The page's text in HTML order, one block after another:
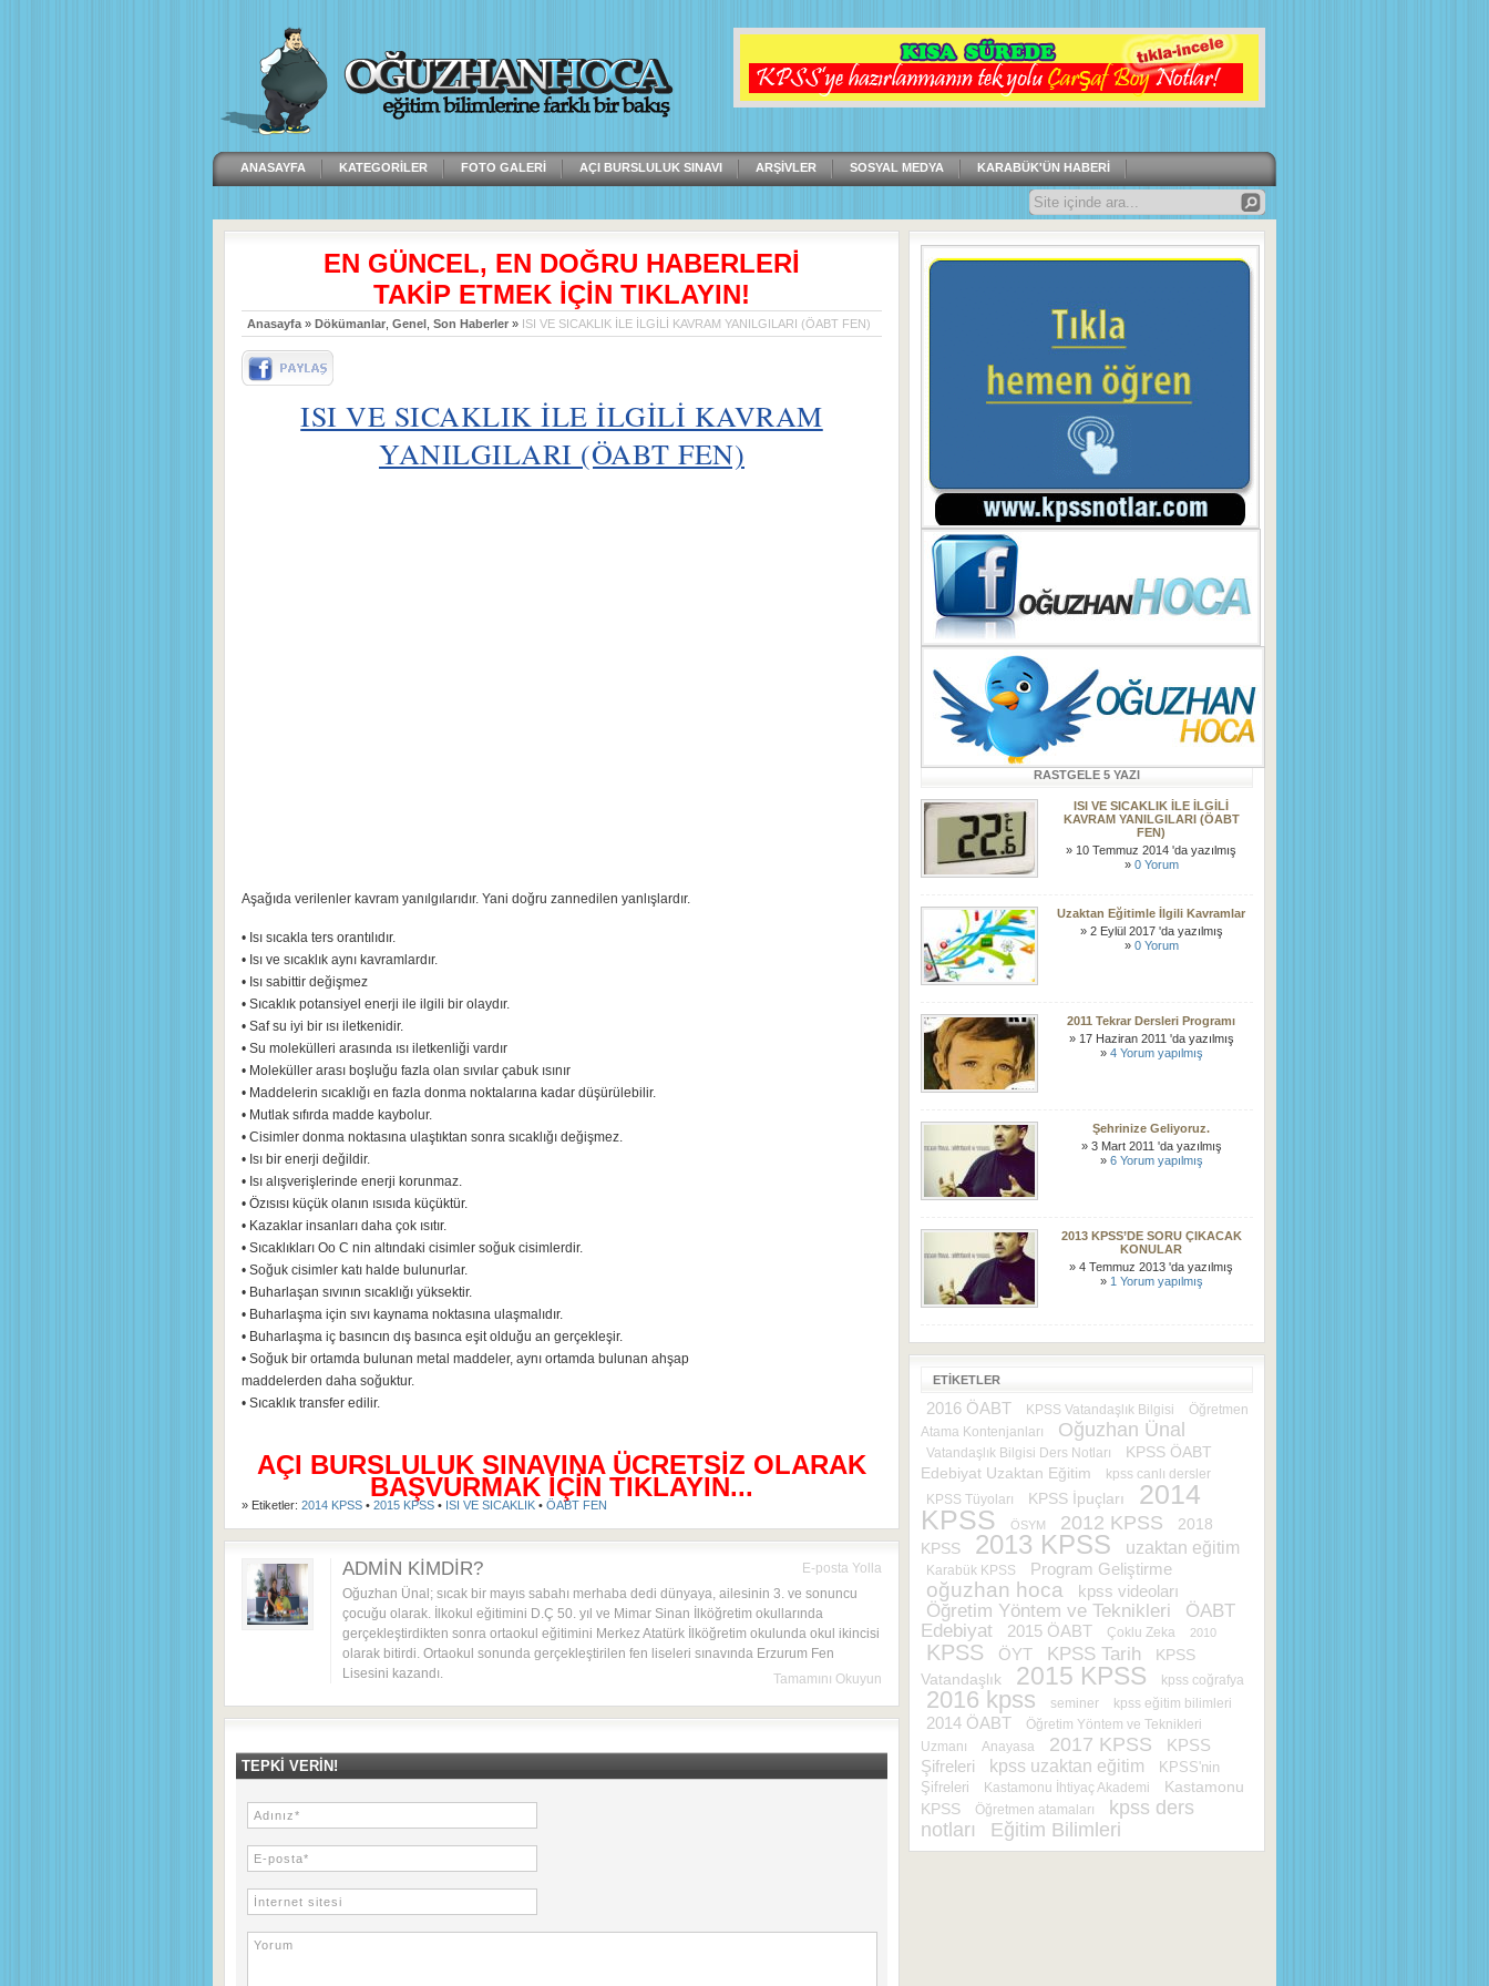
ANASAYFA KATEGORILER FOTO GALERI AÇI BURSLULUK SINAVI ARŞIVLER SOSYAL MEDYA KARABÜK'ÜN HABERI
EN GÜNCEL, EN DOĞRU HABERLERİ
TAKİP ETMEK İÇİN TIKLAYIN!
Anasayfa » Dökümanlar Genel Son Haberler » ISI VE SICAKLIK İLE İLGİLİ KAVRAM YANILGILARI (ÖABT FEN)
ISI VE SICAKLIK İLE İLGİLİ KAVRAM
YANILGILARI (ÖABT FEN)
Aşağıda verilenler kavram yanılgılarıdır. Yani doğru zannedilen yanlışlardır.
• Isı sıcakla ters orantılıdır.
• Isı ve sıcaklık aynı kavramlardır.
• Isı sabittir değişmez
• Sıcaklık potansiyel enerji ile ilgili bir olaydır.
• Saf su iyi bir ısı iletkenidir.
• Su molekülleri arasında ısı iletkenliği vardır
• Moleküller arası boşluğu fazla olan sıvılar çabuk ısınır
• Maddelerin sıcaklığı en fazla donma noktalarına kadar düşürülebilir.
• Mutlak sıfırda madde kaybolur.
• Cisimler donma noktasına ulaştıktan sonra sıcaklığı değişmez.
• Isı bir enerji değildir.
• Isı alışverişlerinde enerji korunmaz.
• Özısısı küçük olanın ısısıda küçüktür.
• Kazaklar insanları daha çok ısıtır.
• Sıcaklıkları Oo C nin altındaki cisimler soğuk cisimlerdir.
• Soğuk cisimler katı halde bulunurlar.
• Buharlaşan sıvının sıcaklığı yüksektir.
• Buharlaşma için sıvı kaynama noktasına ulaşmalıdır.
• Buharlaşma iç basıncın dış basınca eşit olduğu an gerçekleşir.
• Soğuk bir ortamda bulunan metal maddeler, aynı ortamda bulunan ahşap
maddelerden daha soğuktur.
• Sıcaklık transfer edilir.
AÇI BURSLULUK SINAVINA ÜCRETSİZ OLARAK
BAŞVURMAK İÇİN TIKLAYIN...
» Etiketler: 2014 KPSS • 2015 KPSS • ISI VE SICAKLIK • ÖABT FEN
ADMIN KIMDIR?
Oğuzhan Ünal; sıcak bir mayıs sabahı merhaba dedi dünyaya, ailesinin 3. ve sonuncu
çocuğu olarak. İlkokul eğitimini D.Ç 50. yıl ve Mimar Sinan İlköğretim okullarında
gerçekleştirdikten sonra ortaokul eğitimini Merkez Atatürk İlköğretim okulunda okul ikincisi
olarak bitirdi. Ortaokul sonunda gerçekleştirilen fen liseleri sınavında Erzurum Fen
Lisesini kazandı.
Tamamını Okuyun
E-posta Yolla
TEPKI VERIN!
RASTGELE 5 YAZI
ISI VE SICAKLIK İLE İLGİLİ
KAVRAM YANILGILARI (ÖABT
FEN)
» 10 Temmuz 2014 'da yazılmış
» 0 Yorum
Uzaktan Eğitimle İlgili Kavramlar
» 2 Eylül 2017 'da yazılmış
» 0 Yorum
2011 Tekrar Dersleri Programı
» 17 Haziran 2011 'da yazılmış
» 4 Yorum yapılmış
Şehrinize Geliyoruz.
» 3 Mart 2011 'da yazılmış
» 6 Yorum yapılmış
2013 KPSS’DE SORU ÇIKACAK
KONULAR
» 4 Temmuz 2013 'da yazılmış
» 1 Yorum yapılmış
ETIKETLER
2016 ÖABT KPSS Vatandaşlık Bilgisi
Öğretmen
Atama Kontenjanları
Oğuzhan Ünal
Vatandaşlık Bilgisi Ders Notları
KPSS ÖABT
Edebiyat Uzaktan Eğitim
kpss canlı dersler
KPSS Tüyoları
KPSS İpuçları
2014
KPSS
ÖSYM 2012 KPSS
2018
KPSS
2013 KPSS uzaktan eğitim
Karabük KPSS Program Geliştirme
oğuzhan hoca kpss videoları
Öğretim Yöntem ve Teknikleri
ÖABT
Edebiyat
2015 ÖABT Çoklu Zeka 2010
KPSS ÖYT KPSS Tarih
KPSS
Vatandaşlık
2015 KPSS kpss coğrafya
2016 kpss seminer kpss eğitim bilimleri
2014 ÖABT
Öğretim Yöntem ve Teknikleri
Uzmanı
Anayasa 2017 KPSS
KPSS
Şifreleri
kpss uzaktan eğitim
KPSS'nin
Şifreleri
Kastamonu İhtiyaç Akademi
Kastamonu
KPSS
Öğretmen atamaları
kpss ders
notları
Eğitim Bilimleri